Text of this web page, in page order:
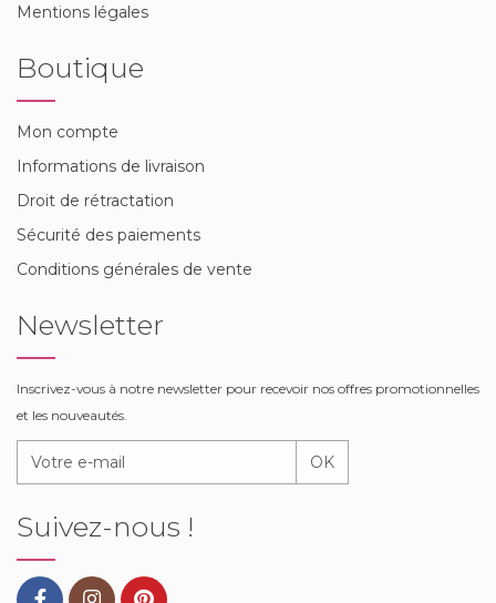
Mentions légales
Boutique
Mon compte
Informations de livraison
Droit de rétractation
Sécurité des paiements
Conditions générales de vente
Newsletter
Inscrivez-vous à notre newsletter pour recevoir nos offres promotionnelles
et les nouveautés.
OK
Suivez-nous !